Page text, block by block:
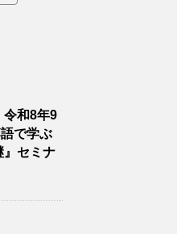
令和8年9
で学ぶ
』セミナ